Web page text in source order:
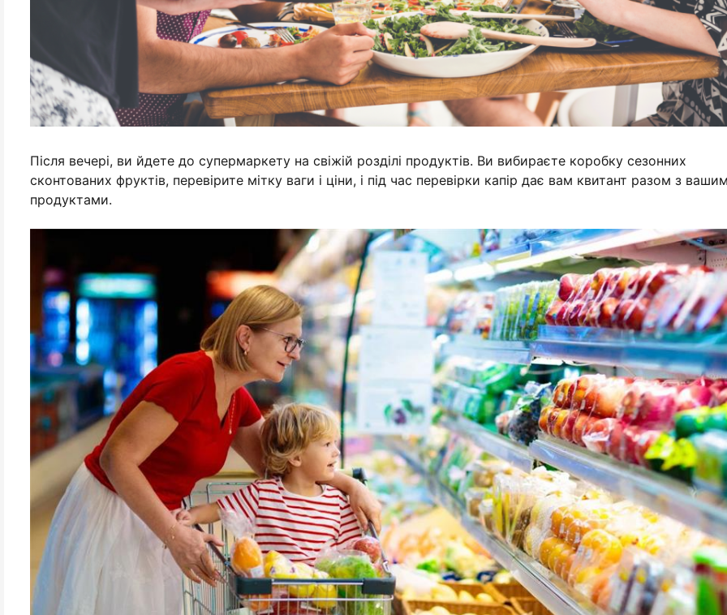
Після вечері, ви йдете до супермаркету на свіжій розділі продуктів. Ви вибираєте коробку сезонних
сконтованих фруктів, перевірите мітку ваги і ціни, і під час перевірки капір дає вам квитант разом з
продуктами.